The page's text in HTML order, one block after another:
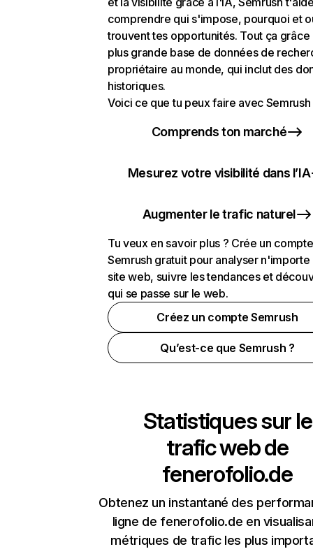
comprendre qui s'impose, pourquoi et
trouvent tes opportunités. Tout ça grâce
plus grande base de données de
propriétaire au monde, qui inclut des
historiques.
Voici ce que tu peux faire avec Semrush
Comprends ton marché
Mesurez votre visibilité dans l’IA
Augmenter le trafic naturel
Tu veux en savoir plus ? Crée un compte
Semrush gratuit pour analyser n'importe
site web, suivre les tendances et
qui se passe sur le web.
Créez un compte Semrush
Qu’est-ce que Semrush ?
Statistiques sur le
trafic web de
fenerofolio.de
Obtenez un instantané des
ligne de fenerofolio.de en
métriques de trafic les plus